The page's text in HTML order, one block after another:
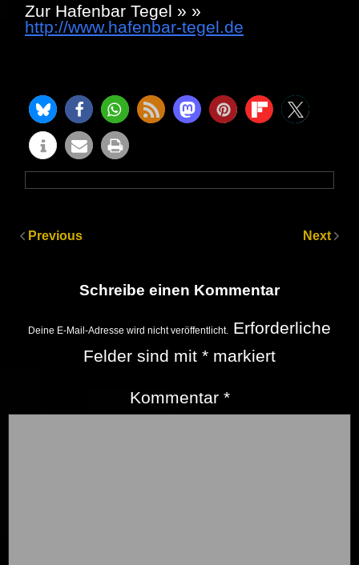
Zur Hafenbar Tegel » »
http://www.hafenbar-tegel.de
Previous Next
Schreibe einen Kommentar
Deine E-Mail-Adresse wird nicht veröffentlicht.
Erforderliche
Felder sind mit * markiert
Kommentar *